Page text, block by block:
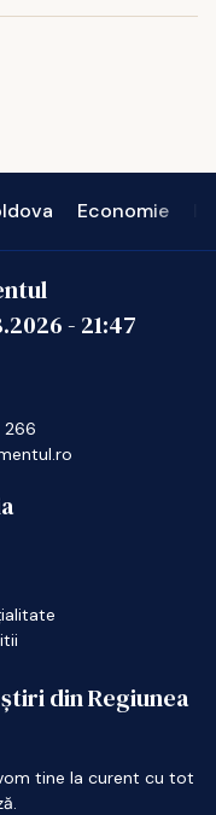
Economie
- 21:47
266
din Regiunea
tine la curent cu tot